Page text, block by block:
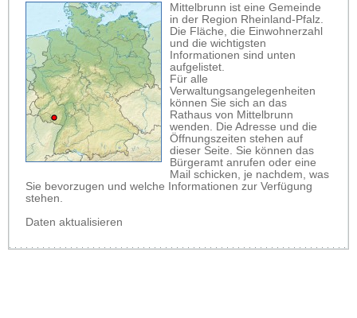
Mittelbrunn ist eine Gemeinde
in der Region Rheinland-Pfalz.
Die Fläche, die Einwohnerzahl
und die wichtigsten
Informationen sind unten
aufgelistet.
Für alle
Verwaltungsangelegenheiten
können Sie sich an das
Rathaus von Mittelbrunn
wenden. Die Adresse und die
Öffnungszeiten stehen auf
dieser Seite. Sie können das
Bürgeramt anrufen oder eine
Mail schicken, je nachdem, was
Sie bevorzugen und welche Informationen zur Verfügung
stehen.
Daten aktualisieren